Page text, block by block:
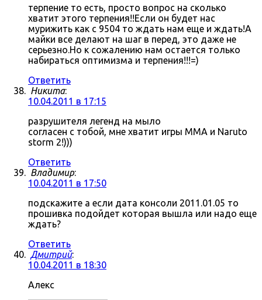
терпение то есть, просто вопрос на сколько
хватит этого терпения!!Если он будет нас
мурижить как с 9504 то ждать нам еще и ждать!А
майки все делают на шаг в перед, это даже не
серьезно.Но к сожалению нам остается только
набираться оптимизма и терпения!!!=)
Ответить
Никита:
10.04.2011 в 17:15
разрушителя легенд на мыло
согласен с тобой, мне хватит игры MMA и Naruto
storm 2!)))
Ответить
Владимир:
10.04.2011 в 17:50
подскажите а если дата консоли 2011.01.05 то
прошивка подойдет которая вышла или надо еще
ждать?
Ответить
Дмитрий:
10.04.2011 в 18:30
Алекс